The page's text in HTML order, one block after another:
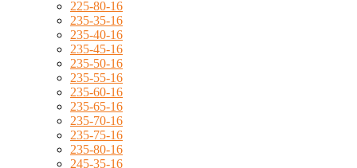
225-80-16
235-35-16
235-40-16
235-45-16
235-50-16
235-55-16
235-60-16
235-65-16
235-70-16
235-75-16
235-80-16
245-35-16